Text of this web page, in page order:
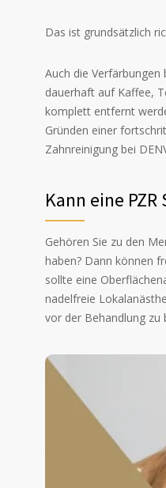
Das ist grundsätzlich
Auch die
dauerhaft auf Kaffee,
komplett entfernt
Gründen einer
Zahnreinigung bei
Kann eine
Gehören Sie zu den
haben? Dann können
sollte eine
nadelfreie
vor der Behandlung zu
Die
eigenen
beinhaltet